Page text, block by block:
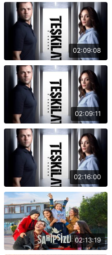
02:09:08
02:09:11
02:16:00
02:13:19